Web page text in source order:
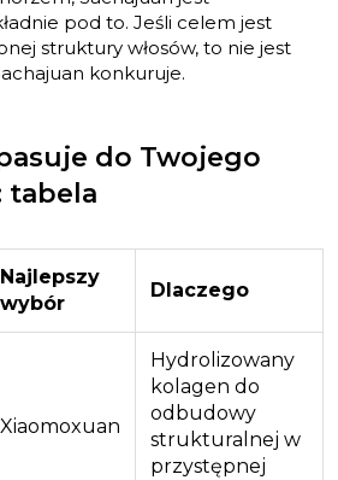
pod to. Jeśli celem jest
struktury włosów, to nie jest
konkuruje.
do Twojego
tabela
Najlepszy
wybór
Dlaczego
Xiaomoxuan
Hydrolizowany
kolagen do
odbudowy
strukturalnej w
przystępnej